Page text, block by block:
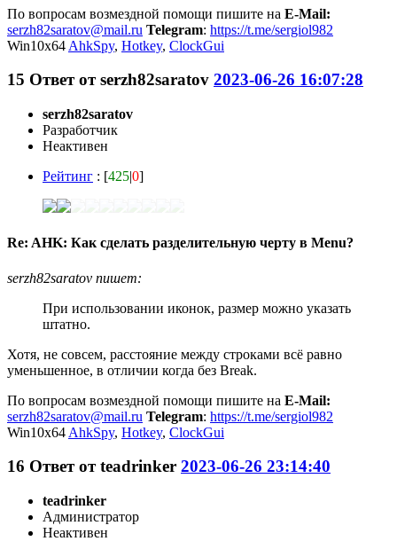
По вопросам возмездной помощи пишите на E-Mail:
serzh82saratov@mail.ru Telegram: https://t.me/sergiol982
Win10x64 AhkSpy, Hotkey, ClockGui
15 Ответ отserzh82saratov 2023-06-26 16:07:28
serzh82saratov
Разработчик
Неактивен
Рейтинг : [425|0]
Re: AHK: Как сделать разделительную черту в Menu?
serzh82saratov пишет:
При использовании иконок, размер можно указать
штатно.
Хотя, не совсем, расстояние между строками всё равно
уменьшенное, в отличии когда без Break.
По вопросам возмездной помощи пишите на E-Mail:
serzh82saratov@mail.ru Telegram: https://t.me/sergiol982
Win10x64 AhkSpy, Hotkey, ClockGui
16 Ответ отteadrinker 2023-06-26 23:14:40
teadrinker
Администратор
Неактивен